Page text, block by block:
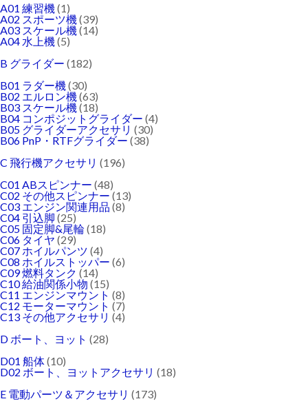
A01 練習機(1)
A02 スポーツ機(39)
A03 スケール機(14)
A04 水上機(5)
B グライダー (182)
B01 ラダー機(30)
B02 エルロン機(63)
B03 スケール機(18)
B04 コンポジットグライダー (4)
B05 グライダーアクセサリ (30)
B06 PnP・RTFグライダー (38)
C 飛行機アクセサリ (196)
C01 ABスピンナー (48)
C02 その他スピンナー (13)
C03 エンジン関連用品 (8)
C04 引込脚 (25)
C05 固定脚&尾輪(18)
C06 タイヤ (29)
C07 ホイルパンツ (4)
C08 ホイルストッパー (6)
C09 燃料タンク (14)
C10 給油関係小物 (15)
C11 エンジンマウント (8)
C12 モーターマウント (7)
C13 その他アクセサリ (4)
D ボート、ヨット (28)
D01 船体 (10)
D02 ボート、ヨットアクセサリ (18)
E 電動パーツ＆アクセサリ (173)